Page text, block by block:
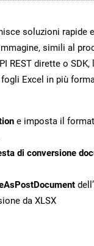
soluzioni rapide
simili al
REST dirette o
Excel in più
e imposta il
di conversione
da XLSX